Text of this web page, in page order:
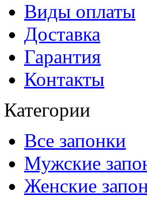
Виды оплаты
Доставка
Гарантия
Контакты
Категории
Все запонки
Мужские
Женские